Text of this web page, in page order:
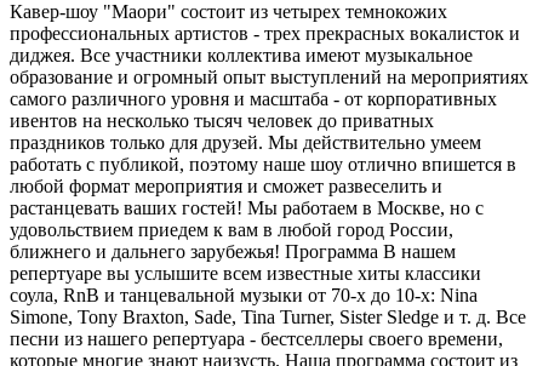
Кавер-шоу "Маори" состоит из четырех темнокожих
профессиональных артистов - трех прекрасных вокалисток и
диджея. Все участники коллектива имеют музыкальное
образование и огромный опыт выступлений на мероприятиях
самого различного уровня и масштаба - от корпоративных
ивентов на несколько тысяч человек до приватных
праздников только для друзей. Мы действительно умеем
работать с публикой, поэтому наше шоу отлично впишется в
любой формат мероприятия и сможет развеселить и
растанцевать ваших гостей! Мы работаем в Москве, но с
удовольствием приедем к вам в любой город России,
ближнего и дальнего зарубежья! Программа В нашем
репертуаре вы услышите всем известные хиты классики
соула, RnB и танцевальной музыки от 70-х до 10-х: Nina
Simone, Tony Braxton, Sade, Tina Turner, Sister Sledge и т. д. Все
песни из нашего репертуара - бестселлеры своего времени,
которые многие знают наизусть. Наша программа состоит из